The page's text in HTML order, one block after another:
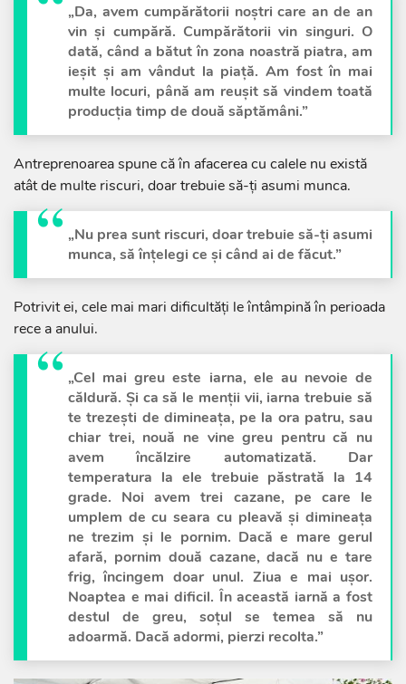
„Da, avem cumpărătorii noștri care an de an
vin și cumpără. Cumpărătorii vin singuri. O
dată, când a bătut în zona noastră piatra, am
ieșit și am vândut la piață. Am fost în mai
multe locuri, până am reușit să vindem toată
producția timp de două săptămâni.”
Antreprenoarea spune că în afacerea cu calele nu există
atât de multe riscuri, doar trebuie să-ți asumi munca.
„Nu prea sunt riscuri, doar trebuie să-ți asumi
munca, să înțelegi ce și când ai de făcut.”
Potrivit ei, cele mai mari dificultăți le întâmpină în perioada
rece a anului.
„Cel mai greu este iarna, ele au nevoie de
căldură. Și ca să le menții vii, iarna trebuie să
te trezești de dimineața, pe la ora patru, sau
chiar trei, nouă ne vine greu pentru că nu
avem încălzire automatizată. Dar
temperatura la ele trebuie păstrată la 14
grade. Noi avem trei cazane, pe care le
umplem de cu seara cu pleavă și dimineața
ne trezim și le pornim. Dacă e mare gerul
afară, pornim două cazane, dacă nu e tare
frig, încingem doar unul. Ziua e mai ușor.
Noaptea e mai dificil. În această iarnă a fost
destul de greu, soțul se temea să nu
adoarmă. Dacă adormi, pierzi recolta.”